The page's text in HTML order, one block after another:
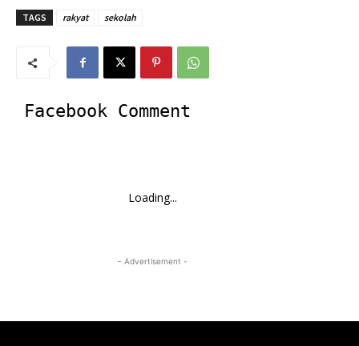
TAGS rakyat sekolah
Facebook Comment
Loading...
- Advertisement -